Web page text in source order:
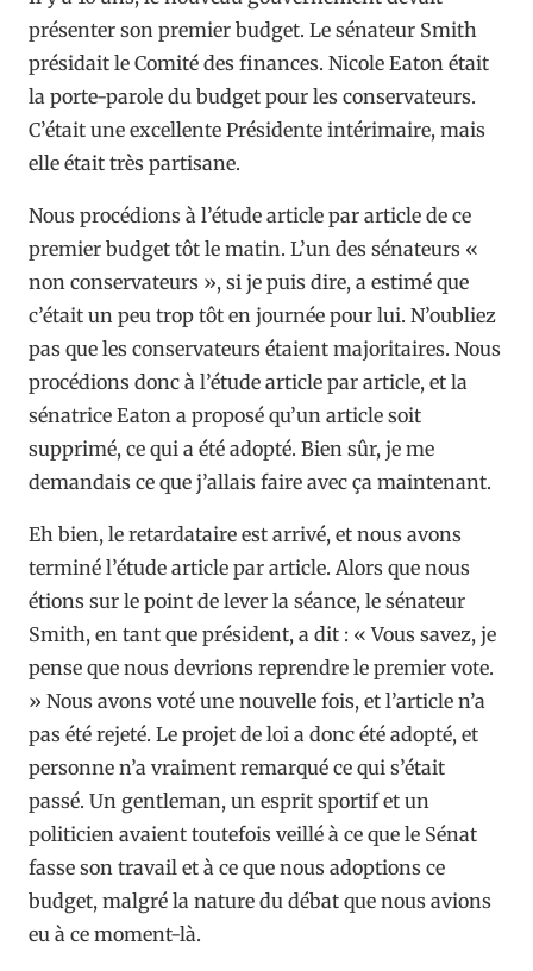
présenter son premier budget. Le sénateur Smith
présidait le Comité des finances. Nicole Eaton était
la porte-parole du budget pour les conservateurs.
C’était une excellente Présidente intérimaire, mais
elle était très partisane.
Nous procédions à l’étude article par article de ce
premier budget tôt le matin. L’un des sénateurs «
non conservateurs », si je puis dire, a estimé que
c’était un peu trop tôt en journée pour lui. N’oubliez
pas que les conservateurs étaient majoritaires. Nous
procédions donc à l’étude article par article, et la
sénatrice Eaton a proposé qu’un article soit
supprimé, ce qui a été adopté. Bien sûr, je me
demandais ce que j’allais faire avec ça maintenant.
Eh bien, le retardataire est arrivé, et nous avons
terminé l’étude article par article. Alors que nous
étions sur le point de lever la séance, le sénateur
Smith, en tant que président, a dit : « Vous savez, je
pense que nous devrions reprendre le premier vote.
» Nous avons voté une nouvelle fois, et l’article n’a
pas été rejeté. Le projet de loi a donc été adopté, et
personne n’a vraiment remarqué ce qui s’était
passé. Un gentleman, un esprit sportif et un
politicien avaient toutefois veillé à ce que le Sénat
fasse son travail et à ce que nous adoptions ce
budget, malgré la nature du débat que nous avions
eu à ce moment-là.